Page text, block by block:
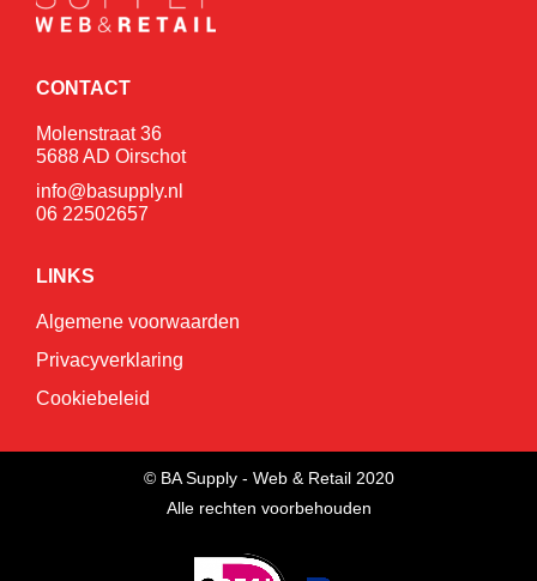
CONTACT
Molenstraat 36
5688 AD Oirschot
info@basupply.nl
06 22502657
LINKS
Algemene voorwaarden
Privacyverklaring
Cookiebeleid
© BA Supply - Web & Retail 2020
Alle rechten voorbehouden